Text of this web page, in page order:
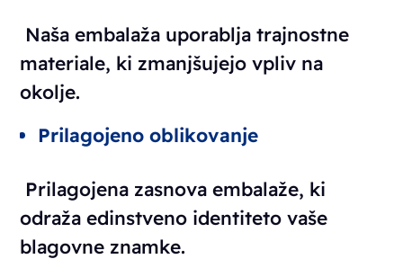
Naša embalaža uporablja trajnostne
materiale, ki zmanjšujejo vpliv na
okolje.
Prilagojeno oblikovanje
Prilagojena zasnova embalaže, ki
odraža edinstveno identiteto vaše
blagovne znamke.